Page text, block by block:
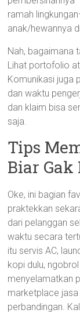
ramah
anak/hewannya
Nah, bagaimana
Lihat portofolio
Komunikasi juga
dan waktu
dan klaim bisa
saja.
Tips
Biar Gak
Oke, ini bagian
praktekkan
dari pelanggan
waktu secara
itu servis AC,
kopi dulu,
menyelamatkan
marketplace
perbandingan.